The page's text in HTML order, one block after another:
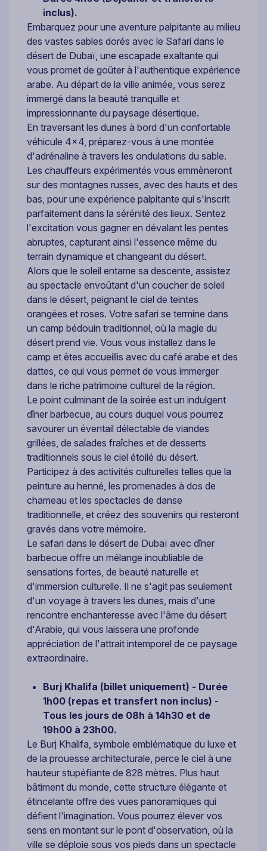
inclus).
Embarquez pour une aventure palpitante au milieu
des vastes sables dorés avec le Safari dans le
désert de Dubaï, une escapade exaltante qui
vous promet de goûter à l'authentique expérience
arabe. Au départ de la ville animée, vous serez
immergé dans la beauté tranquille et
impressionnante du paysage désertique.
En traversant les dunes à bord d'un confortable
véhicule 4x4, préparez-vous à une montée
d'adrénaline à travers les ondulations du sable.
Les chauffeurs expérimentés vous emmèneront
sur des montagnes russes, avec des hauts et des
bas, pour une expérience palpitante qui s'inscrit
parfaitement dans la sérénité des lieux. Sentez
l'excitation vous gagner en dévalant les pentes
abruptes, capturant ainsi l'essence même du
terrain dynamique et changeant du désert.
Alors que le soleil entame sa descente, assistez
au spectacle envoûtant d'un coucher de soleil
dans le désert, peignant le ciel de teintes
orangées et roses. Votre safari se termine dans
un camp bédouin traditionnel, où la magie du
désert prend vie. Vous vous installez dans le
camp et êtes accueillis avec du café arabe et des
dattes, ce qui vous permet de vous immerger
dans le riche patrimoine culturel de la région.
Le point culminant de la soirée est un indulgent
dîner barbecue, au cours duquel vous pourrez
savourer un éventail délectable de viandes
grillées, de salades fraîches et de desserts
traditionnels sous le ciel étoilé du désert.
Participez à des activités culturelles telles que la
peinture au henné, les promenades à dos de
chameau et les spectacles de danse
traditionnelle, et créez des souvenirs qui resteront
gravés dans votre mémoire.
Le safari dans le désert de Dubaï avec dîner
barbecue offre un mélange inoubliable de
sensations fortes, de beauté naturelle et
d'immersion culturelle. Il ne s'agit pas seulement
d'un voyage à travers les dunes, mais d'une
rencontre enchanteresse avec l'âme du désert
d'Arabie, qui vous laissera une profonde
appréciation de l'attrait intemporel de ce paysage
extraordinaire.
Burj Khalifa (billet uniquement) - Durée
1h00 (repas et transfert non inclus) -
Tous les jours de 08h à 14h30 et de
19h00 à 23h00.
Le Burj Khalifa, symbole emblématique du luxe et
de la prouesse architecturale, perce le ciel à une
hauteur stupéfiante de 828 mètres. Plus haut
bâtiment du monde, cette structure élégante et
étincelante offre des vues panoramiques qui
défient l'imagination. Vous pourrez élever vos
sens en montant sur le pont d'observation, où la
ville se déploie sous vos pieds dans un spectacle